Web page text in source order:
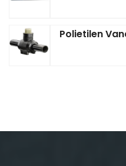
Polietilen